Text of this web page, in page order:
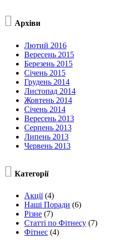
 Архіви
Лютий 2016
Вересень 2015
Березень 2015
Січень 2015
Грудень 2014
Листопад 2014
Жовтень 2014
Січень 2014
Вересень 2013
Серпень 2013
Липень 2013
Червень 2013
 Категорії
Акції(4)
Наші Поради (6)
Різне (7)
Статті по Фітнесу (7)
Фітнес (4)